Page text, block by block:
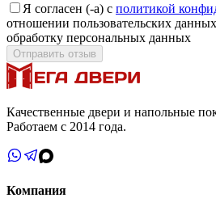
Я согласен (-а) с политикой
отношении пользовательских
обработку персональных данных
Отправить отзыв
Качественные двери и напольные
Работаем с 2014 года.
Компания